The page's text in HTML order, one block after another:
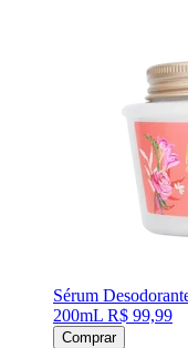
Sérum
200mL R$ 99,99
Comprar